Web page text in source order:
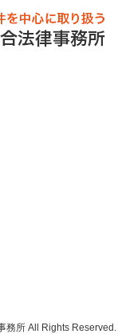
務所 All Rights Reserved.